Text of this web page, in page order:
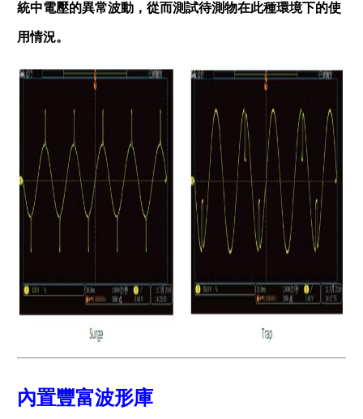
統中電壓的異常波動，從而測試待測物在此種環境下的使
用情況。
內置豐富波形庫